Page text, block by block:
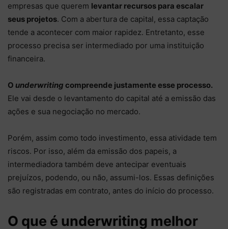
empresas que querem levantar recursos para escalar
seus projetos. Com a abertura de capital, essa captação
tende a acontecer com maior rapidez. Entretanto, esse
processo precisa ser intermediado por uma instituição
financeira.
O underwriting compreende justamente esse processo.
Ele vai desde o levantamento do capital até a emissão das
ações e sua negociação no mercado.
Porém, assim como todo investimento, essa atividade tem
riscos. Por isso, além da emissão dos papeis, a
intermediadora também deve antecipar eventuais
prejuízos, podendo, ou não, assumi-los. Essas definições
são registradas em contrato, antes do início do processo.
O que é underwriting melhor